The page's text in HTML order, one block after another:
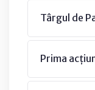
Târgul de
Prima